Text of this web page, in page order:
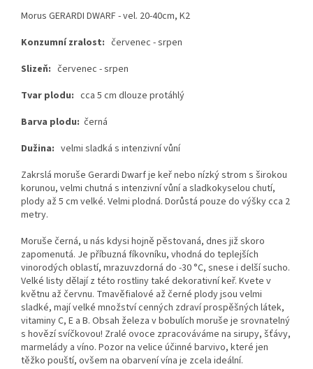
Morus GERARDI DWARF - vel. 20-40cm, K2
Konzumní zralost: červenec - srpen
Slizeň: červenec - srpen
Tvar plodu: cca 5 cm dlouze protáhlý
Barva plodu: černá
Dužina: velmi sladká s intenzivní vůní
Zakrslá moruše Gerardi Dwarf je keř nebo nízký strom s širokou
korunou, velmi chutná s intenzivní vůní a sladkokyselou chutí,
plody až 5 cm velké. Velmi plodná. Dorůstá pouze do výšky cca 2
metry.
Moruše černá, u nás kdysi hojně pěstovaná, dnes již skoro
zapomenutá. Je příbuzná fíkovníku, vhodná do teplejších
vinorodých oblastí, mrazuvzdorná do -30 °C, snese i delší sucho.
Velké listy dělají z této rostliny také dekorativní keř. Kvete v
květnu až červnu. Tmavěfialové až černé plody jsou velmi
sladké, mají velké množství cenných zdraví prospěšných látek,
vitaminy C, E a B. Obsah železa v bobulích moruše je srovnatelný
s hovězí svíčkovou! Zralé ovoce zpracováváme na sirupy, šťávy,
marmelády a víno. Pozor na velice účinné barvivo, které jen
těžko pouští, ovšem na obarvení vína je zcela ideální.